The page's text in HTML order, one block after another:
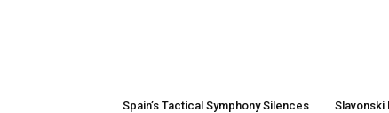
Spain’s Tactical Symphony Silences
Slavonski